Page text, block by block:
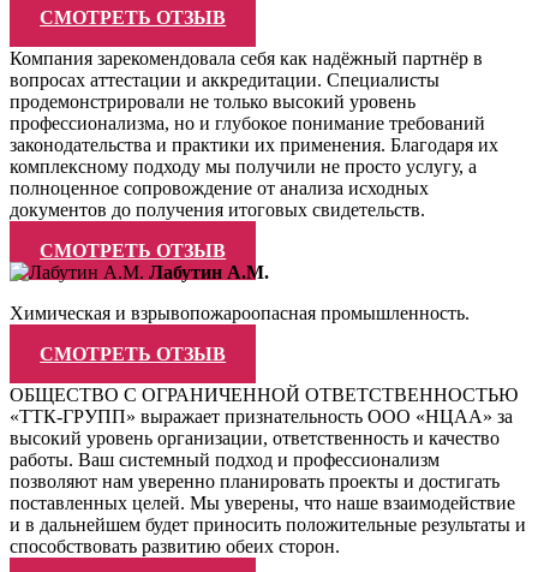
СМОТРЕТЬ ОТЗЫВ
Компания зарекомендовала себя как надёжный партнёр в
вопросах аттестации и аккредитации. Специалисты
продемонстрировали не только высокий уровень
профессионализма, но и глубокое понимание требований
законодательства и практики их применения. Благодаря их
комплексному подходу мы получили не просто услугу, а
полноценное сопровождение от анализа исходных
документов до получения итоговых свидетельств.
СМОТРЕТЬ ОТЗЫВ
Лабутин А.М.
Химическая и взрывопожароопасная промышленность.
СМОТРЕТЬ ОТЗЫВ
ОБЩЕСТВО С ОГРАНИЧЕННОЙ ОТВЕТСТВЕННОСТЬЮ
«ТТК-ГРУПП» выражает признательность ООО «НЦАА» за
высокий уровень организации, ответственность и качество
работы. Ваш системный подход и профессионализм
позволяют нам уверенно планировать проекты и достигать
поставленных целей. Мы уверены, что наше взаимодействие
и в дальнейшем будет приносить положительные результаты и
способствовать развитию обеих сторон.